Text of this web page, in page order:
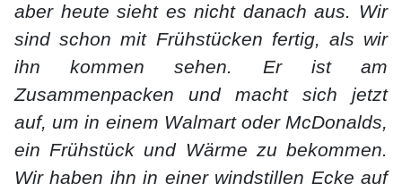
aber heute sieht es nicht danach aus. Wir
sind schon mit Frühstücken fertig, als wir
ihn kommen sehen. Er ist am
Zusammenpacken und macht sich jetzt
auf, um in einem Walmart oder McDonalds,
ein Frühstück und Wärme zu bekommen.
Wir haben ihn in einer windstillen Ecke auf